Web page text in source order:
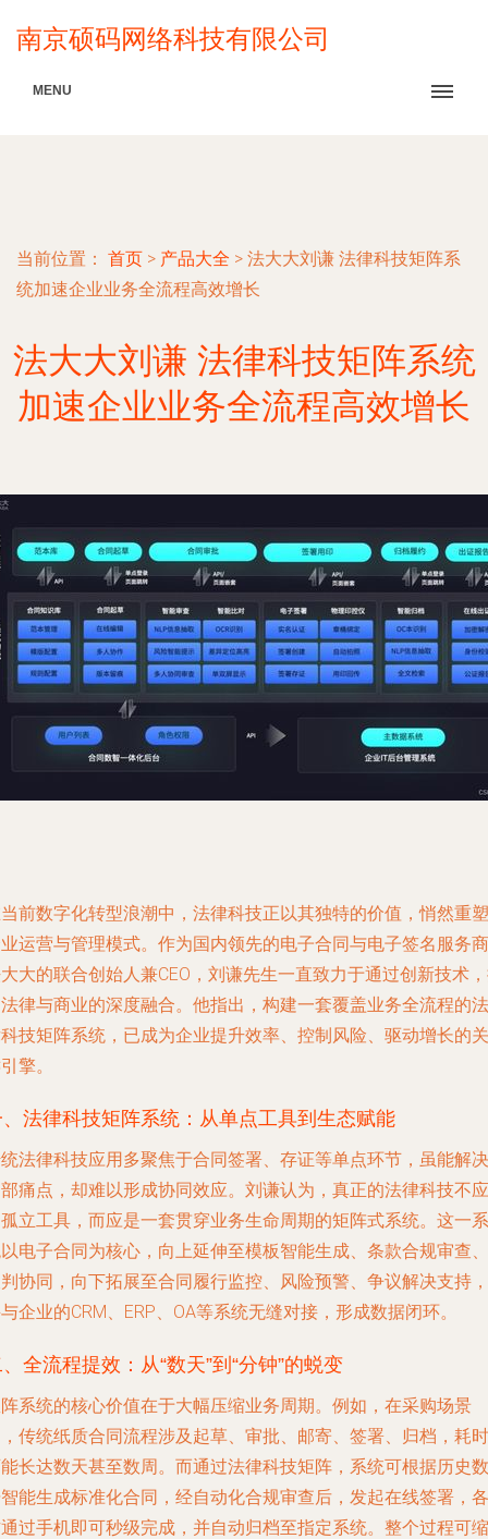
南京硕码网络科技有限公司
MENU
当前位置： 首页 > 产品大全 > 法大大刘谦 法律科技矩阵系
统加速企业业务全流程高效增长
法大大刘谦 法律科技矩阵系统
加速企业业务全流程高效增长
前数字化转型浪潮中，法律科技正以其独特的价值，悄然重塑
运营与管理模式。作为国内领先的电子合同与电子签名服务商
大的联合创始人兼CEO，刘谦先生一直致力于通过创新技术
律与商业的深度融合。他指出，构建一套覆盖业务全流程的法
技矩阵系统，已成为企业提升效率、控制风险、驱动增长的关
擎。
法律科技矩阵系统：从单点工具到生态赋能
法律科技应用多聚焦于合同签署、存证等单点环节，虽能解决
痛点，却难以形成协同效应。刘谦认为，真正的法律科技不应
立工具，而应是一套贯穿业务生命周期的矩阵式系统。这一系
电子合同为核心，向上延伸至模板智能生成、条款合规审查、
协同，向下拓展至合同履行监控、风险预警、争议解决支持，
企业的CRM、ERP、OA等系统无缝对接，形成数据闭环。
全流程提效：从“数天”到“分钟”的蜕变
系统的核心价值在于大幅压缩业务周期。例如，在采购场景
传统纸质合同流程涉及起草、审批、邮寄、签署、归档，耗时
长达数天甚至数周。而通过法律科技矩阵，系统可根据历史数
能生成标准化合同，经自动化合规审查后，发起在线签署，各
过手机即可秒级完成，并自动归档至指定系统。整个过程可缩